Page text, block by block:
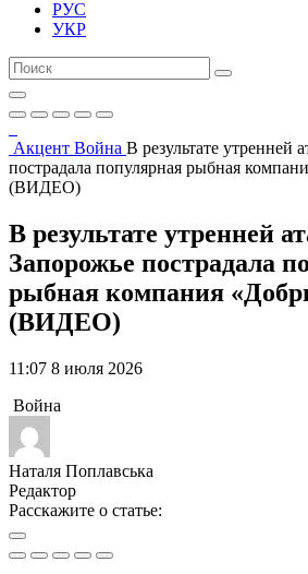
РУС
УКР
Акцент Война В результате утренней
пострадала популярная рыбная
(ВИДЕО)
В результате утренней
Запорожье пострадала
рыбная компания
(ВИДЕО)
11:07 8 июля 2026
Война
Наталя Поплавська
Редактор
Расскажите о статье: